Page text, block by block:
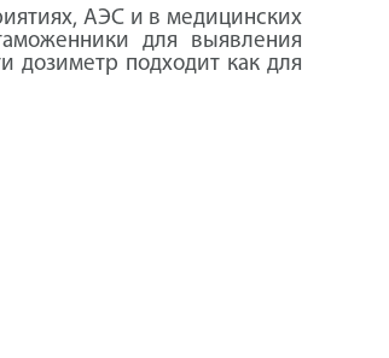
АЭС и в медицинских
для выявления
дозиметр подходит как для